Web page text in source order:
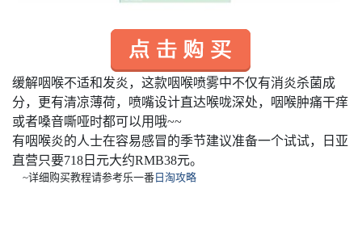
缓解咽喉不适和发炎，这款咽喉喷雾中不仅有消炎杀菌成
分，更有清凉薄荷，喷嘴设计直达喉咙深处，咽喉肿痛干痒
或者嗓音嘶哑时都可以用哦~~
有咽喉炎的人士在容易感冒的季节建议准备一个试试，日亚
直营只要718日元大约RMB38元。
~详细购买教程请参考乐一番 日淘攻略